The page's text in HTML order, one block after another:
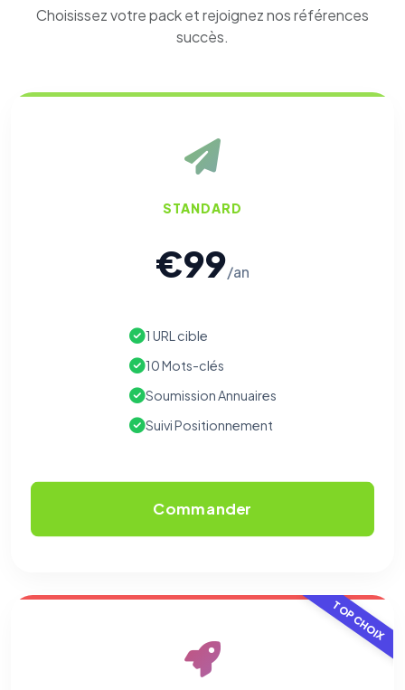
Choisissez votre pack et rejoignez nos références
succès.
STANDARD
€99/an
1 URL cible
10 Mots-clés
Soumission Annuaires
Suivi Positionnement
Commander
TOP CHOIX